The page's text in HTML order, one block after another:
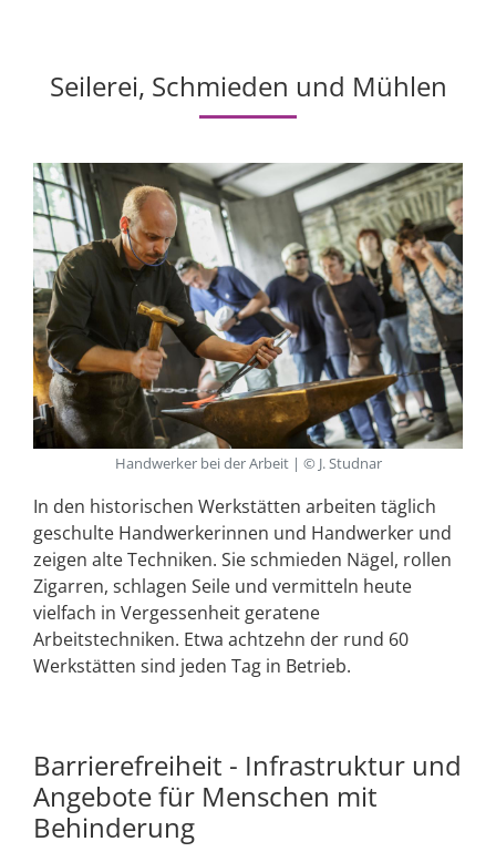
Seilerei, Schmieden und Mühlen
Handwerker bei der Arbeit | © J. Studnar
In den historischen Werkstätten arbeiten täglich
geschulte Handwerkerinnen und Handwerker und
zeigen alte Techniken. Sie schmieden Nägel, rollen
Zigarren, schlagen Seile und vermitteln heute
vielfach in Vergessenheit geratene
Arbeitstechniken. Etwa achtzehn der rund 60
Werkstätten sind jeden Tag in Betrieb.
Barrierefreiheit - Infrastruktur und
Angebote für Menschen mit
Behinderung